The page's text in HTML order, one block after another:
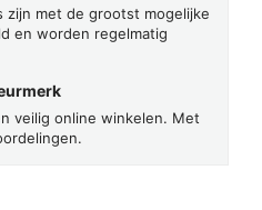
zijn met de grootst mogelijke
en worden regelmatig
veilig online winkelen. Met